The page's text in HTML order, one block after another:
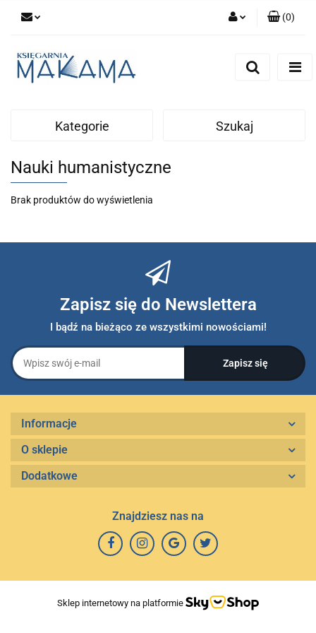
(0)
Kategorie Szukaj
Nauki humanistyczne
Brak produktów do wyświetlenia
Zapisz się do Newslettera
I bądź na bieżąco ze wszystkimi nowościami!
Informacje
O sklepie
Dodatkowe
Znajdziesz nas na
Sklep internetowy na platformie